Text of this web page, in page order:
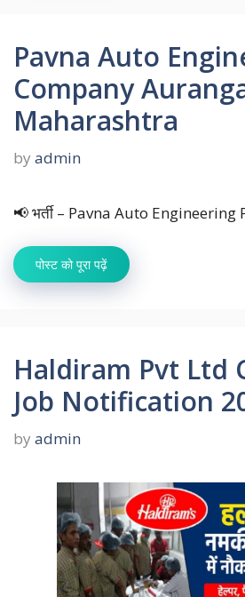
Pavna Auto
Company
Maharashtra
by admin
📢 भर्ती – Pavna Auto Engineering
पोस्ट को पूरा पढ़ें
Haldiram Pvt Ltd
Job Notification
by admin